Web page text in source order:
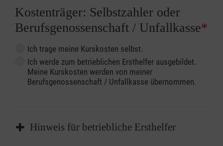
Kostenträger: Selbstzahler oder
Berufsgenossenschaft / Unfallkasse*
Ich trage meine Kurskosten selbst.
Ich werde zum betrieblichen Ersthelfer ausgebildet.
Meine Kurskosten werden von meiner
Berufsgenossenschaft / Unfallkasse übernommen.
Hinweis für betriebliche Ersthelfer